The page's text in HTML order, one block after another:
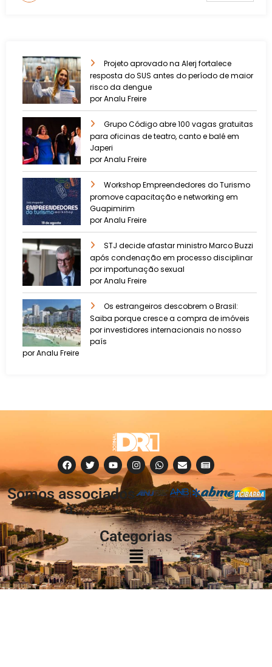
Projeto aprovado na Alerj fortalece
resposta do SUS antes do período de maior
risco da dengue
por Analu Freire
Grupo Código abre 100 vagas gratuitas
para oficinas de teatro, canto e balé em
Japeri
por Analu Freire
Workshop Empreendedores do Turismo
promove capacitação e networking em
Guapimirim
por Analu Freire
STJ decide afastar ministro Marco Buzzi
após condenação em processo disciplinar
por importunação sexual
por Analu Freire
Os estrangeiros descobrem o Brasil:
Saiba porque cresce a compra de imóveis
por investidores internacionais no nosso
país
por Analu Freire
Somos associados
à:
Categorias